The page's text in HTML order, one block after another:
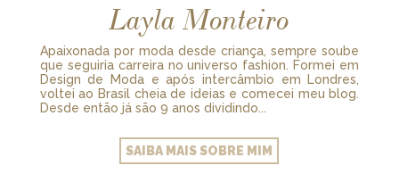
Layla Monteiro
Apaixonada por moda desde criança, sempre soube
que seguiria carreira no universo fashion. Formei em
Design de Moda e após intercâmbio em Londres,
voltei ao Brasil cheia de ideias e comecei meu blog.
Desde então já são 9 anos dividindo...
SAIBA MAIS SOBRE MIM